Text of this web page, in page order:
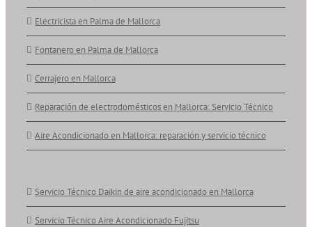
Electricista en Palma de Mallorca
Fontanero en Palma de Mallorca
Cerrajero en Mallorca
Reparación de electrodomésticos en Mallorca: Servicio Técnico
Aire Acondicionado en Mallorca: reparación y servicio técnico
Servicio Técnico Daikin de aire acondicionado en Mallorca
Servicio Técnico Aire Acondicionado Fujitsu